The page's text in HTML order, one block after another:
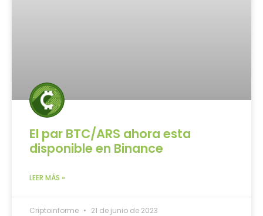
El par BTC/ARS ahora esta
disponible en Binance
LEER MÁS »
Criptoinforme 21 de junio de 2023